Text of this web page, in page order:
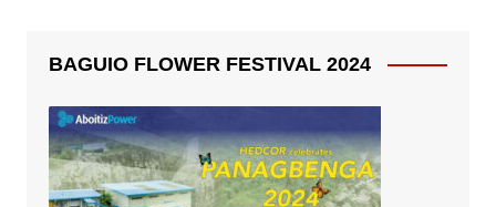
BAGUIO FLOWER FESTIVAL 2024